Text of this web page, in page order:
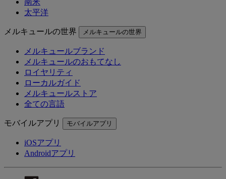
南米
太平洋
メルキュールの世界 メルキュールの世界
メルキュールブランド
メルキュールのおもてなし
ロイヤリティ
ローカルガイド
メルキュールストア
全ての言語
モバイルアプリ モバイルアプリ
iOSアプリ
Androidアプリ